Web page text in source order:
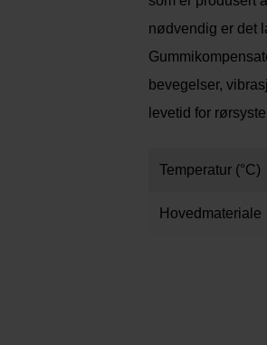
nødvendig er det
bevegelser,
levetid for
Temperatur (°C)
Hovedmateriale